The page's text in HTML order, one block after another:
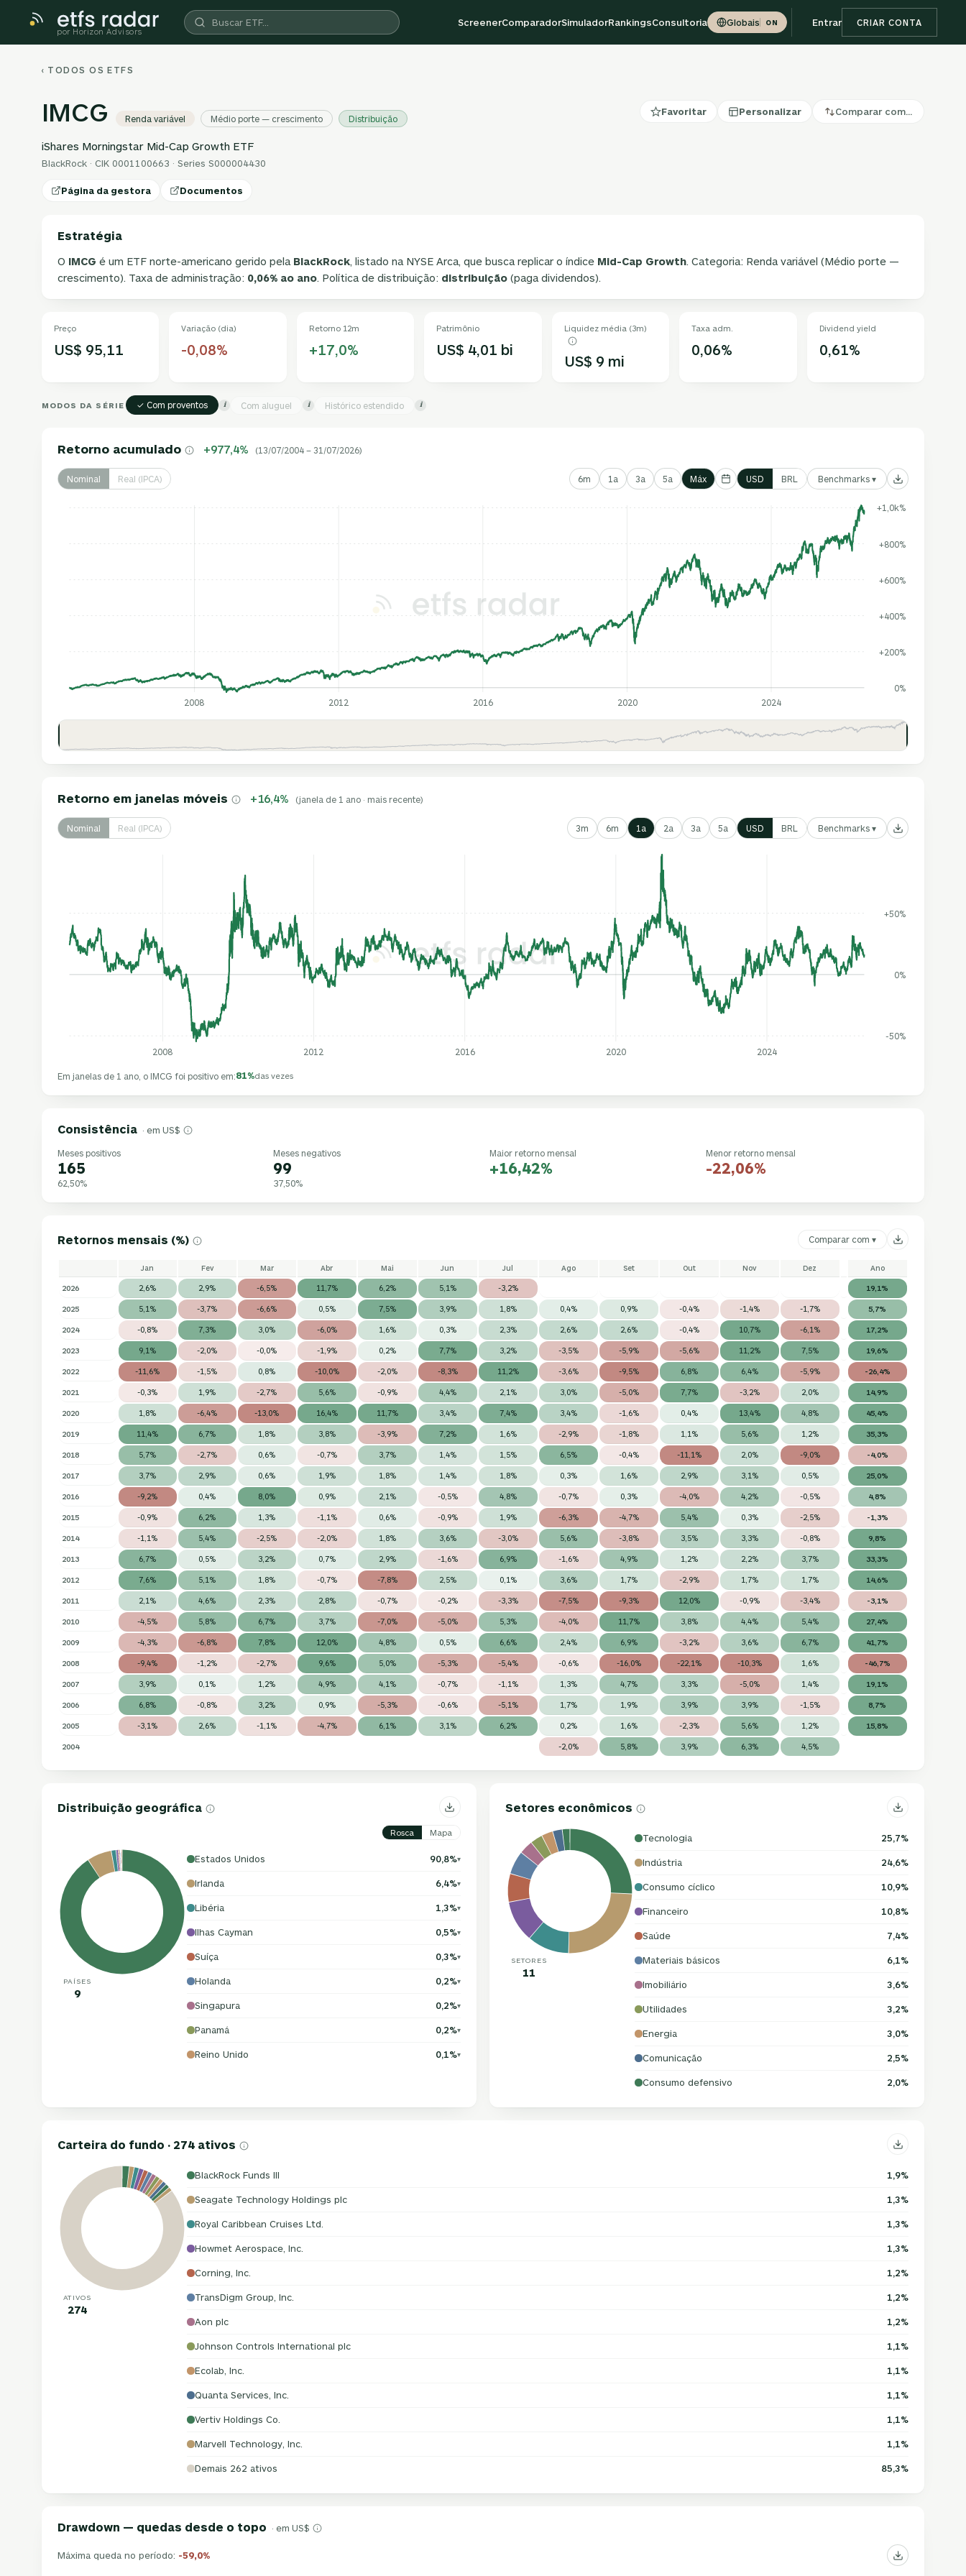
por Horizon Advisors
ScreenerComparadorSimuladorRankingsConsultoria Globais ON Entrar CRIAR CONTA
‹ TODOS OS ETFS
IMCG Renda variável Médio porte — crescimento Distribuição
Favoritar Personalizar Comparar com…
iShares Morningstar Mid-Cap Growth ETF
BlackRock · CIK 0001100663 · Series S000004430
Página da gestora Documentos
Estratégia
O IMCG é um ETF norte-americano gerido pela BlackRock, listado na NYSE Arca, que busca replicar o índice Mid-Cap Growth. Categoria: Renda variável (Médio porte —
crescimento). Taxa de administração: 0,06% ao ano. Política de distribuição: distribuição(paga dividendos).
Preço
US$ 95,11
Variação (dia)
-0,08%
Retorno 12m
+17,0%
Patrimônio
US$ 4,01 bi
Liquidez média (3m)
US$ 9 mi
Taxa adm.
0,06%
Dividend yield
0,61%
MODOS DA SÉRIE ✓ Com proventos i Com aluguel i Histórico estendido i
Retorno acumulado +977,4% (13/07/2004 – 31/07/2026)
Nominal Real (IPCA) 6m 1a 3a 5a Máx USD BRL Benchmarks ▾
0%
+200%
+400%
+600%
+800%
+1,0k%
2008 2012 2016 2020 2024
Retorno em janelas móveis +16,4% (janela de 1 ano · mais recente)
Nominal Real (IPCA) 3m 6m 1a 2a 3a 5a USD BRL Benchmarks ▾
-50%
0%
+50%
2008 2012 2016 2020 2024
Em janelas de 1 ano, o IMCG foi positivo em:81%das vezes
Consistência · em US$
Meses positivos
165
62,50%
Meses negativos
99
37,50%
Maior retorno mensal
+16,42%
Menor retorno mensal
-22,06%
Retornos mensais (%) Comparar com ▾
Jan Fev Mar Abr Mai Jun Jul Ago Set Out Nov Dez Ano
2026 2,6% 2,9% -6,5% 11,7% 6,2% 5,1% -3,2% 19,1%
2025 5,1% -3,7% -6,6% 0,5% 7,5% 3,9% 1,8% 0,4% 0,9% -0,4% -1,4% -1,7% 5,7%
2024 -0,8% 7,3% 3,0% -6,0% 1,6% 0,3% 2,3% 2,6% 2,6% -0,4% 10,7% -6,1% 17,2%
2023 9,1% -2,0% -0,0% -1,9% 0,2% 7,7% 3,2% -3,5% -5,9% -5,6% 11,2% 7,5% 19,6%
2022 -11,6% -1,5% 0,8% -10,0% -2,0% -8,3% 11,2% -3,6% -9,5% 6,8% 6,4% -5,9% -26,4%
2021 -0,3% 1,9% -2,7% 5,6% -0,9% 4,4% 2,1% 3,0% -5,0% 7,7% -3,2% 2,0% 14,9%
2020 1,8% -6,4% -13,0% 16,4% 11,7% 3,4% 7,4% 3,4% -1,6% 0,4% 13,4% 4,8% 45,4%
2019 11,4% 6,7% 1,8% 3,8% -3,9% 7,2% 1,6% -2,9% -1,8% 1,1% 5,6% 1,2% 35,3%
2018 5,7% -2,7% 0,6% -0,7% 3,7% 1,4% 1,5% 6,5% -0,4% -11,1% 2,0% -9,0% -4,0%
2017 3,7% 2,9% 0,6% 1,9% 1,8% 1,4% 1,8% 0,3% 1,6% 2,9% 3,1% 0,5% 25,0%
2016 -9,2% 0,4% 8,0% 0,9% 2,1% -0,5% 4,8% -0,7% 0,3% -4,0% 4,2% -0,5% 4,8%
2015 -0,9% 6,2% 1,3% -1,1% 0,6% -0,9% 1,9% -6,3% -4,7% 5,4% 0,3% -2,5% -1,3%
2014 -1,1% 5,4% -2,5% -2,0% 1,8% 3,6% -3,0% 5,6% -3,8% 3,5% 3,3% -0,8% 9,8%
2013 6,7% 0,5% 3,2% 0,7% 2,9% -1,6% 6,9% -1,6% 4,9% 1,2% 2,2% 3,7% 33,3%
2012 7,6% 5,1% 1,8% -0,7% -7,8% 2,5% 0,1% 3,6% 1,7% -2,9% 1,7% 1,7% 14,6%
2011 2,1% 4,6% 2,3% 2,8% -0,7% -0,2% -3,3% -7,5% -9,3% 12,0% -0,9% -3,4% -3,1%
2010 -4,5% 5,8% 6,7% 3,7% -7,0% -5,0% 5,3% -4,0% 11,7% 3,8% 4,4% 5,4% 27,4%
2009 -4,3% -6,8% 7,8% 12,0% 4,8% 0,5% 6,6% 2,4% 6,9% -3,2% 3,6% 6,7% 41,7%
2008 -9,4% -1,2% -2,7% 9,6% 5,0% -5,3% -5,4% -0,6% -16,0% -22,1% -10,3% 1,6% -46,7%
2007 3,9% 0,1% 1,2% 4,9% 4,1% -0,7% -1,1% 1,3% 4,7% 3,3% -5,0% 1,4% 19,1%
2006 6,8% -0,8% 3,2% 0,9% -5,3% -0,6% -5,1% 1,7% 1,9% 3,9% 3,9% -1,5% 8,7%
2005 -3,1% 2,6% -1,1% -4,7% 6,1% 3,1% 6,2% 0,2% 1,6% -2,3% 5,6% 1,2% 15,8%
2004 -2,0% 5,8% 3,9% 6,3% 4,5%
Distribuição geográfica
Rosca Mapa
PAÍSES
9
Estados Unidos 90,8%▾
Irlanda 6,4%▾
Libéria 1,3%▾
Ilhas Cayman 0,5%▾
Suíça 0,3%▾
Holanda 0,2%▾
Singapura 0,2%▾
Panamá 0,2%▾
Reino Unido 0,1%▾
Setores econômicos
SETORES
11
Tecnologia 25,7%
Indústria 24,6%
Consumo cíclico 10,9%
Financeiro 10,8%
Saúde 7,4%
Materiais básicos 6,1%
Imobiliário 3,6%
Utilidades 3,2%
Energia 3,0%
Comunicação 2,5%
Consumo defensivo 2,0%
Carteira do fundo · 274 ativos
ATIVOS
274
BlackRock Funds III 1,9%
Seagate Technology Holdings plc 1,3%
Royal Caribbean Cruises Ltd. 1,3%
Howmet Aerospace, Inc. 1,3%
Corning, Inc. 1,2%
TransDigm Group, Inc. 1,2%
Aon plc 1,2%
Johnson Controls International plc 1,1%
Ecolab, Inc. 1,1%
Quanta Services, Inc. 1,1%
Vertiv Holdings Co. 1,1%
Marvell Technology, Inc. 1,1%
Demais 262 ativos 85,3%
Drawdown — quedas desde o topo · em US$
Máxima queda no período: -59,0%